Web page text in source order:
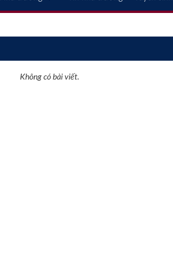
Không có bài viết.